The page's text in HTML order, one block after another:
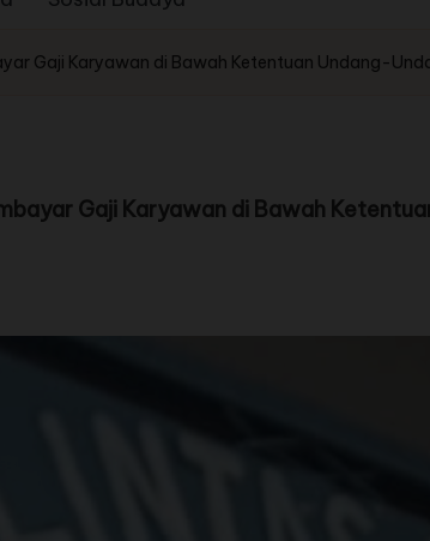
Gaji Karyawan di Bawah Ketentuan Undang-
Gaji Karyawan di Bawah